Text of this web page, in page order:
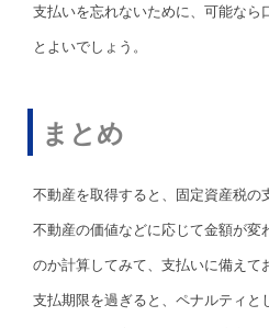
支払いを忘れないために、可能なら
とよいでしょう。
まとめ
不動産を取得すると、固定資産税の
不動産の価値などに応じて金額が変
のか計算してみて、支払いに備えて
支払期限を過ぎると、ペナルティと